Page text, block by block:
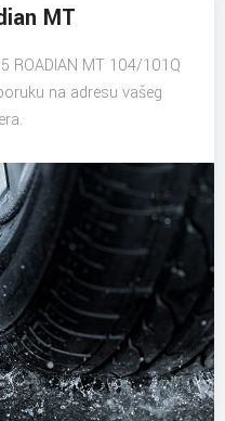
MT
ROADIAN MT 104/101Q
na adresu vašeg